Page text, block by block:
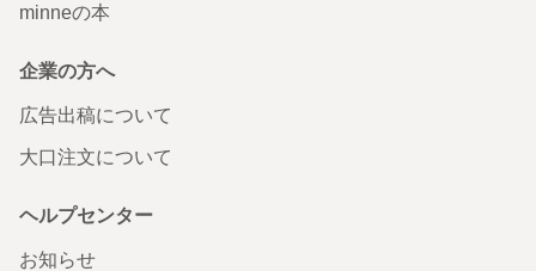
minneの本
企業の方へ
広告出稿について
大口注文について
ヘルプセンター
お知らせ